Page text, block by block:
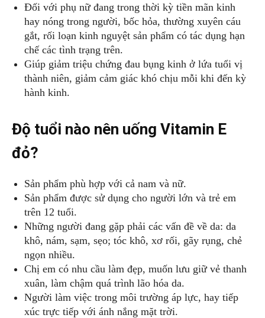
Đối với phụ nữ đang trong thời kỳ tiền mãn kinh
hay nóng trong người, bốc hỏa, thường xuyên cáu
gắt, rối loạn kinh nguyệt sản phẩm có tác dụng hạn
chế các tình trạng trên.
Giúp giảm triệu chứng đau bụng kinh ở lứa tuổi vị
thành niên, giảm cảm giác khó chịu mỗi khi đến kỳ
hành kinh.
Độ tuổi nào nên uống Vitamin E
đỏ?
Sản phẩm phù hợp với cả nam và nữ.
Sản phẩm được sử dụng cho người lớn và trẻ em
trên 12 tuổi.
Những người đang gặp phải các vấn đề về da: da
khô, nám, sạm, sẹo; tóc khô, xơ rối, gãy rụng, chẻ
ngọn nhiều.
Chị em có nhu cầu làm đẹp, muốn lưu giữ vẻ thanh
xuân, làm chậm quá trình lão hóa da.
Người làm việc trong môi trường áp lực, hay tiếp
xúc trực tiếp với ánh nắng mặt trời.